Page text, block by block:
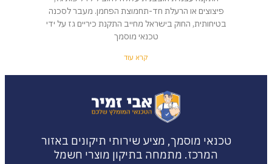
פיצוצים או הרעלת חד-תחמוצת הפחמן. מעבר לסכנה
בטיחותית, החוק בישראל מחייב התקנת כיריים גז על ידי
טכנאי מוסמך
קרא עוד
טכנאי מוסמך, מציע שירותי תיקונים באזור
המרכז. מתמחה בתיקון מוצרי חשמל